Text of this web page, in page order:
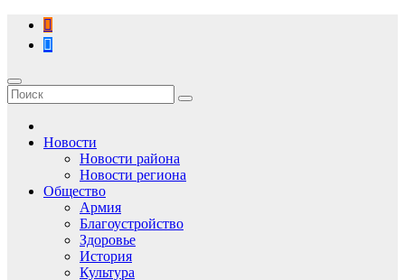
Перейти
содержимому
Новости
Новости района
Новости региона
Общество
Армия
Благоустройство
Здоровье
История
Культура